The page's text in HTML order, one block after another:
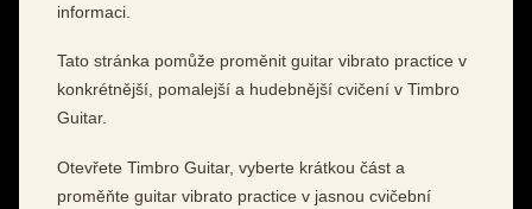
informaci.
Tato stránka pomůže proměnit guitar vibrato practice v
konkrétnější, pomalejší a hudebnější cvičení v Timbro
Guitar.
Otevřete Timbro Guitar, vyberte krátkou část a
proměňte guitar vibrato practice v jasnou cvičební